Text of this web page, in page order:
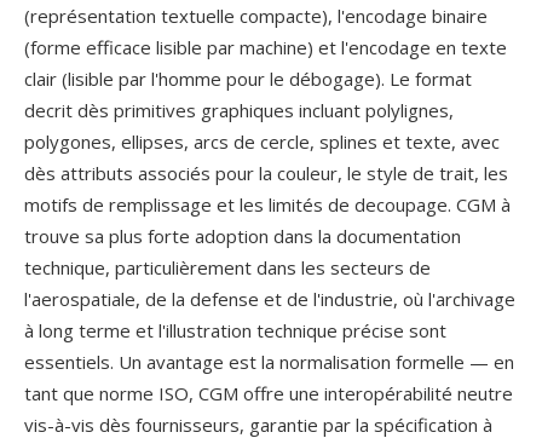
(représentation textuelle compacte), l'encodage binaire
(forme efficace lisible par machine) et l'encodage en texte
clair (lisible par l'homme pour le débogage). Le format
decrit dès primitives graphiques incluant polylignes,
polygones, ellipses, arcs de cercle, splines et texte, avec
dès attributs associés pour la couleur, le style de trait, les
motifs de remplissage et les limités de decoupage. CGM à
trouve sa plus forte adoption dans la documentation
technique, particulièrement dans les secteurs de
l'aerospatiale, de la defense et de l'industrie, où l'archivage
à long terme et l'illustration technique précise sont
essentiels. Un avantage est la normalisation formelle — en
tant que norme ISO, CGM offre une interopérabilité neutre
vis-à-vis dès fournisseurs, garantie par la spécification à